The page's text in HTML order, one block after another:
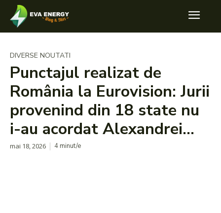
DIVERSE NOUTATI
Punctajul realizat de
România la Eurovision: Jurii
provenind din 18 state nu
i-au acordat Alexandrei…
mai 18, 2026 4minut/e